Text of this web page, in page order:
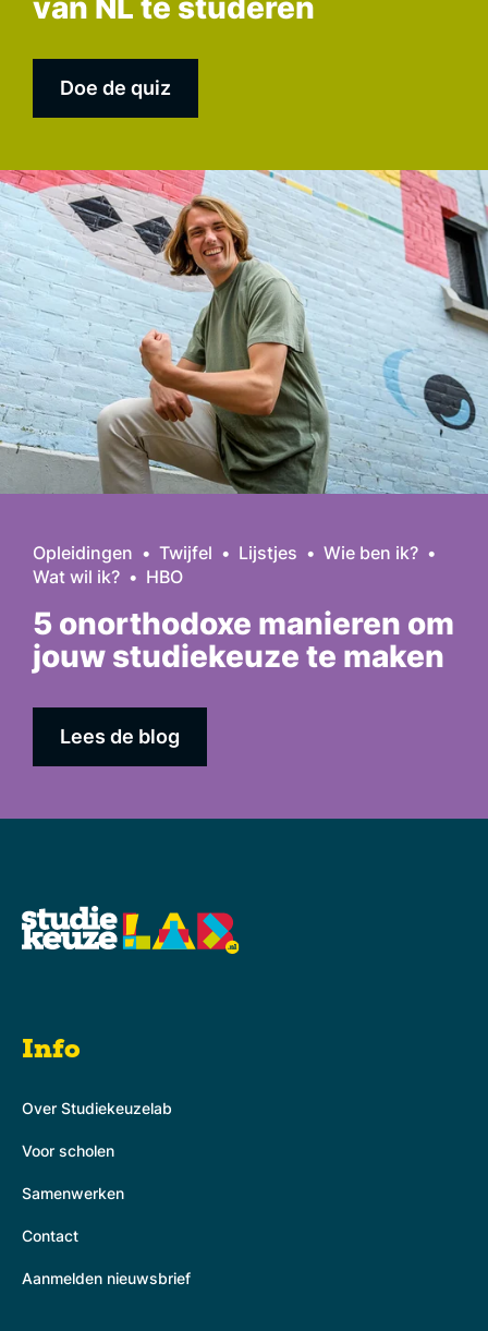
van NL te studeren
Doe de quiz
Opleidingen Twijfel Lijstjes
Wie ben ik?
Wat wil ik?
HBO
5 onorthodoxe manieren om
jouw studiekeuze te maken
Lees de blog
Info
Over Studiekeuzelab
Voor scholen
Samenwerken
Contact
Aanmelden nieuwsbrief